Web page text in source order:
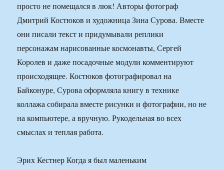
просто не помещался в люк! Авторы фотограф
Дмитрий Костюков и художница Зина Сурова. Вместе
они писали текст и придумывали реплики
персонажам нарисованные космонавты, Сергей
Королев и даже посадочные модули комментируют
происходящее. Костюков фотографировал на
Байконуре, Сурова оформляла книгу в технике
коллажа собирала вместе рисунки и фотографии, но не
на компьютере, а вручную. Рукодельная во всех
смыслах и теплая работа.
Эрих Кестнер Когда я был маленьким